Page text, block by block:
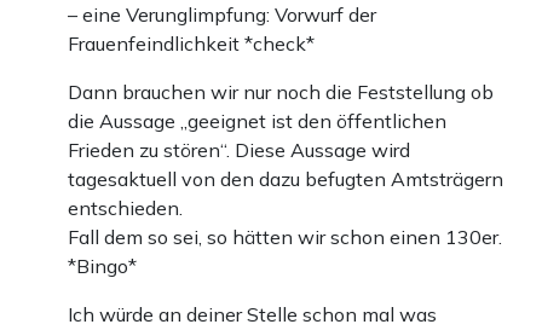
– eine Verunglimpfung: Vorwurf der
Frauenfeindlichkeit *check*
Dann brauchen wir nur noch die Feststellung ob
die Aussage „geeignet ist den öffentlichen
Frieden zu stören“. Diese Aussage wird
tagesaktuell von den dazu befugten Amtsträgern
entschieden.
Fall dem so sei, so hätten wir schon einen 130er.
*Bingo*
Ich würde an deiner Stelle schon mal was